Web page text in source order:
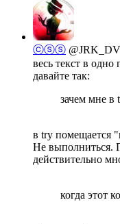
ⓒⓢⓢ @JRK_DV
весь текст в одно
давайте так:
зачем мне в
в try помещается
Не выполниться.
действительно
когда этот